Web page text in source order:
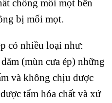
chống mối mọt bên
bị mối mọt.
có nhiều loại như:
(mùn cưa ép) những
và không chịu được
tẩm hóa chất và xử